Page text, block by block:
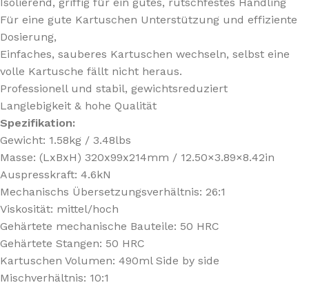
Für eine gute Kartuschen Unterstützung und effiziente
Dosierung,
Einfaches, sauberes Kartuschen wechseln, selbst eine
volle Kartusche fällt nicht heraus.
Professionell und stabil, gewichtsreduziert
Langlebigkeit & hohe Qualität
Spezifikation:
Gewicht: 1.58kg / 3.48lbs
Masse: (LxBxH) 320x99x214mm / 12.50×3.89×8.42in
Auspresskraft: 4.6kN
Mechanischs Übersetzungsverhältnis: 26:1
Viskosität: mittel/hoch
Gehärtete mechanische Bauteile: 50 HRC
Gehärtete Stangen: 50 HRC
Kartuschen Volumen: 490ml Side by side
Mischverhältnis: 10:1